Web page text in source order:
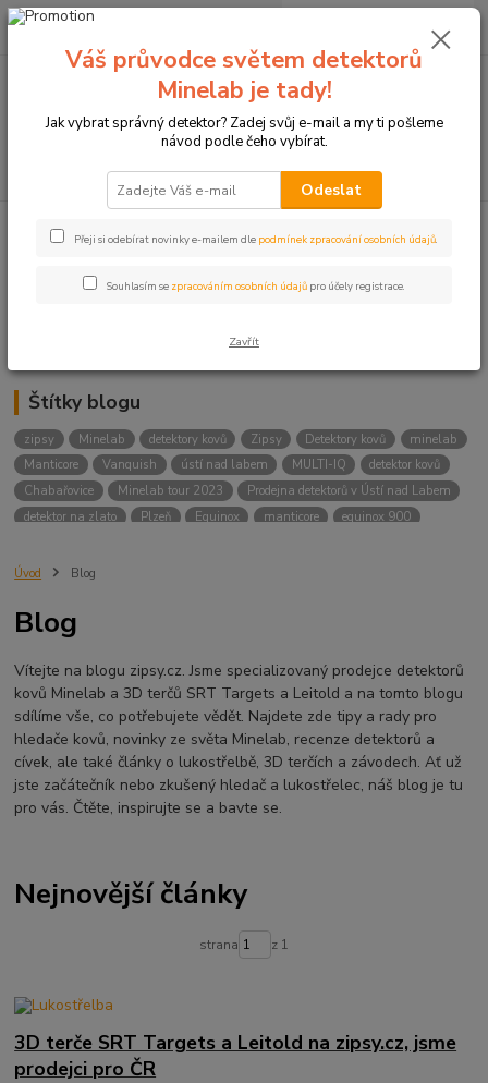
+420774877333
0 Kč
Kategorie blogu
Detektory
Štítky blogu
zipsy Minelab detektory kovů Zipsy Detektory kovů
minelab
Manticore
Vanquish ústí nad labem MULTI-IQ
detektor kovů
Chabařovice
Minelab tour 2023
Prodejna detektorů v Ústí nad Labem
detektor na zlato
Plzeň Equinox manticore
equinox 900
Sraz detektorářů
ÚSTÍ NAD LABEM
Jídlo na cesty
Mníšek u Liberece Karlovy Vary
Equinox 900
Soutěž o detektor
Severní Čechy
hledání pokladů
technologie Multi IQ
Úvod Blog
Blog
Vítejte na blogu zipsy.cz. Jsme specializovaný prodejce detektorů
kovů Minelab a 3D terčů SRT Targets a Leitold a na tomto blogu
sdílíme vše, co potřebujete vědět. Najdete zde tipy a rady pro
hledače kovů, novinky ze světa Minelab, recenze detektorů a
cívek, ale také články o lukostřelbě, 3D terčích a závodech. Ať už
jste začátečník nebo zkušený hledač a lukostřelec, náš blog je tu
pro vás. Čtěte, inspirujte se a bavte se.
Nejnovější články
strana z 1
3D terče SRT Targets a Leitold na zipsy.cz, jsme
prodejci pro ČR
Váš průvodce světem detektorů
Minelab je tady!
Jak vybrat správný detektor? Zadej svůj e-mail a my ti pošleme
návod podle čeho vybírat.
Odeslat
Přeji si odebírat novinky e-mailem dle podmínek zpracování osobních údajů.
Souhlasím se zpracováním osobních údajů pro účely registrace.
Zavřít